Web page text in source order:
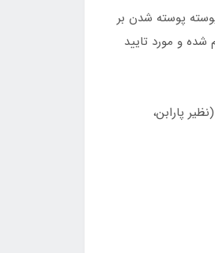
پوسته شدن بر
و مورد تایید
پارابن،